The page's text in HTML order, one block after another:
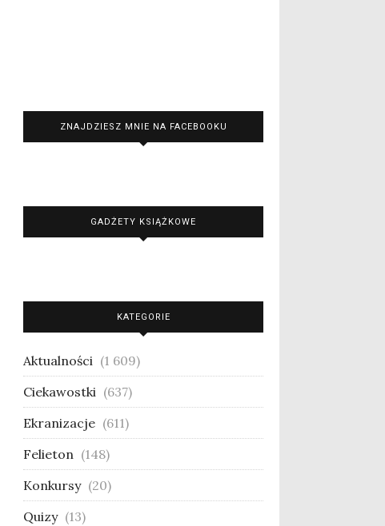
ZNAJDZIESZ MNIE NA FACEBOOKU
GADŻETY KSIĄŻKOWE
KATEGORIE
Aktualności (1 609)
Ciekawostki (637)
Ekranizacje (611)
Felieton (148)
Konkursy (20)
Quizy (13)